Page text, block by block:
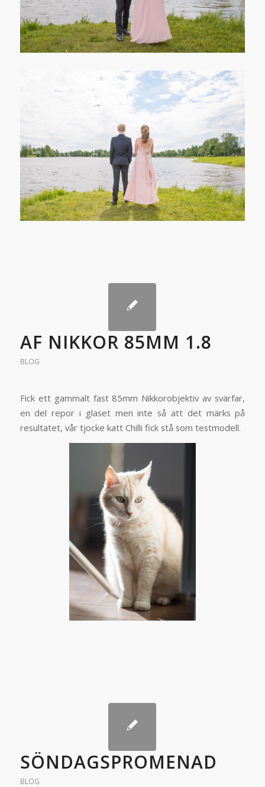
AF NIKKOR 85MM 1.8
BLOG
Fick ett gammalt fast 85mm Nikkorobjektiv av svärfar,
en del repor i glaset men inte så att det märks på
resultatet, vår tjocke katt Chilli fick stå som testmodell.
SÖNDAGSPROMENAD
BLOG